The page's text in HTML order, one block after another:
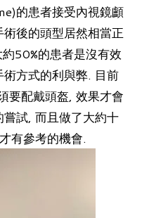
的患者接受內視鏡顱
後的頭型居然相當正
50%的患者是沒有效
方式的利與弊. 目前
要配戴頭盔, 效果才會
試, 而且做了大約十
有參考的機會.